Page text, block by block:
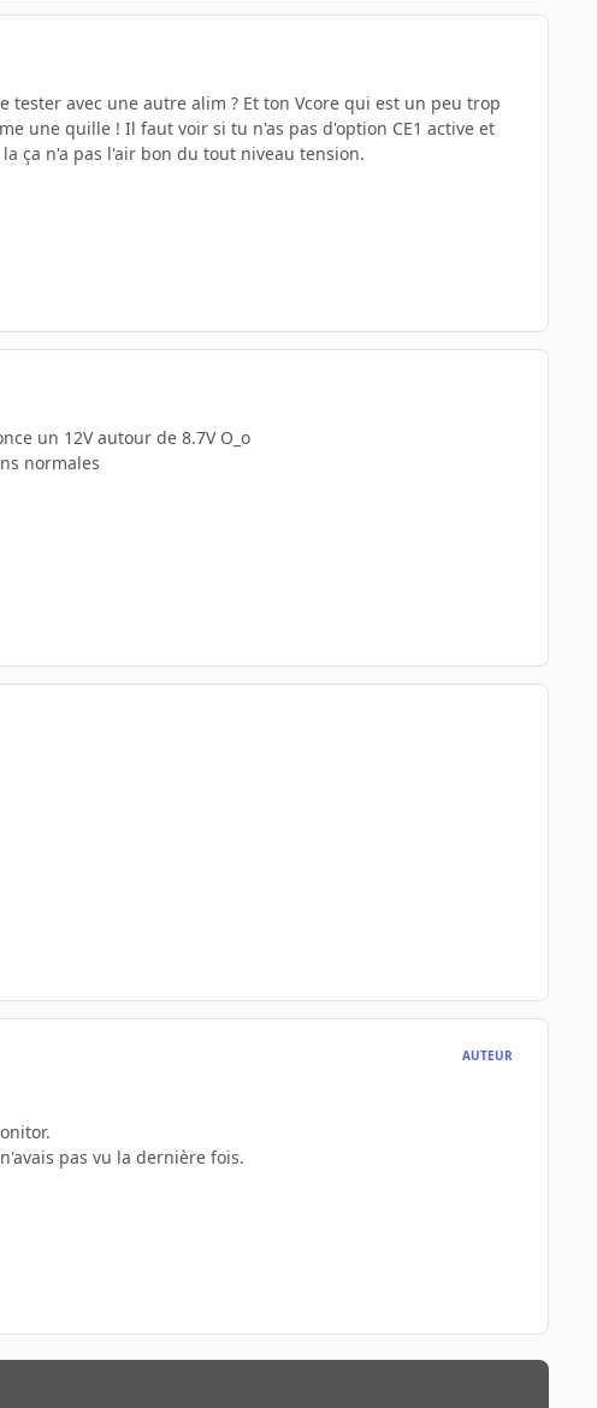
avec une autre alim ? Et ton Vcore qui est un peu trop
une quille ! Il faut voir si tu n'as pas d'option CE1 active et
ça n'a pas l'air bon du tout niveau tension.
un 12V autour de 8.7V O_o
normales
AUTEUR
pas vu la dernière fois.